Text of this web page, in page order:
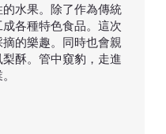
水果。除了作為傳統
各種特色食品。這次
的樂趣。同時也會親
酥。管中窺豹，走進